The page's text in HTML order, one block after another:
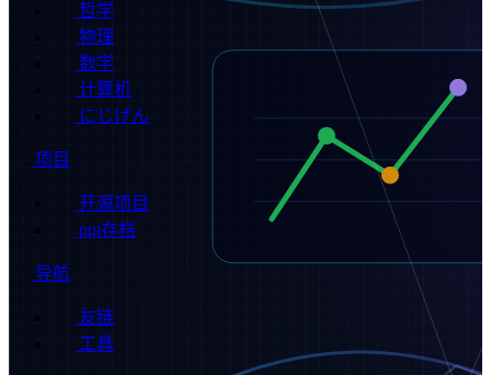
哲学
物理
数学
计算机
にじげん
项目
开源项目
ppt存档
导航
友链
工具